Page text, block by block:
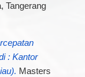
Tangerang
: Kantor
Masters